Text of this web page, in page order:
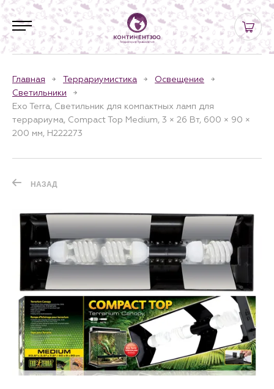
Главная Террариумистика
Освещение
Светильники
Exo Terra, Светильник для компактных ламп для
террариума, Compact Top Medium, 3 × 26 Вт, 600 × 90 ×
200 мм, H222273
НАЗАД